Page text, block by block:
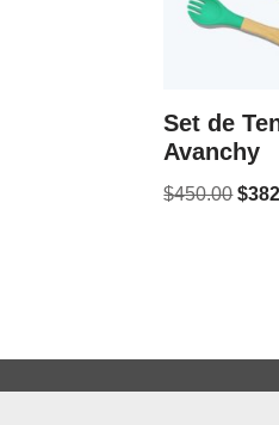
Set de
Avanchy
$450.00 $